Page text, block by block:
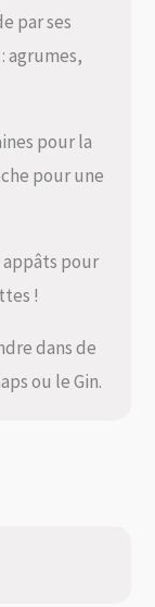
par ses
agrumes,
pour la
pour une
pour
!
dans de
ou le Gin.